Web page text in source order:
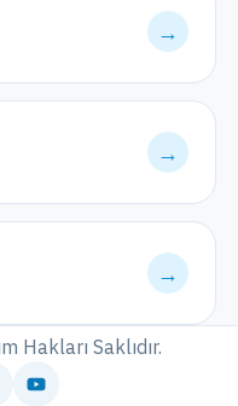
→
→
→
Hakları Saklıdır.